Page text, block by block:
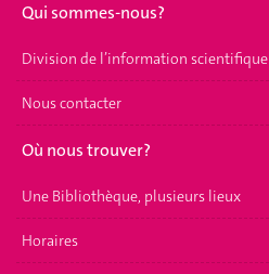
Qui sommes-nous?
Division de l’information scientifique
Nous contacter
Où nous trouver?
Une Bibliothèque, plusieurs lieux
Horaires